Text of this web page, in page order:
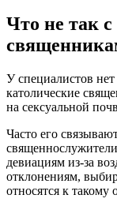
Что не так
У специалистов
католические
на сексуальной
Часто его
девиациям из-за
отклонениям,
относятся к такому